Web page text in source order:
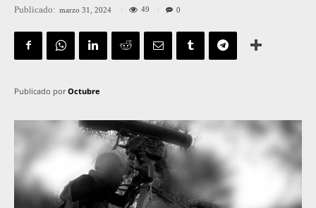
Publicado: marzo 31, 2024 49 0
Publicado por Octubre